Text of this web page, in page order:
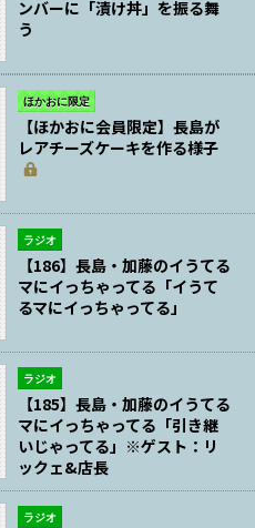
ンバーに「漬け丼」を振る舞
う
ほかおに限定
【ほかおに会員限定】長島が
レアチーズケーキを作る様子
ラジオ
【186】長島・加藤のイうてる
マにイっちゃってる「イうて
るマにイっちゃってる」
ラジオ
【185】長島・加藤のイうてる
マにイっちゃってる「引き継
いじゃってる」※ゲスト：リ
ックェ&店長
ラジオ